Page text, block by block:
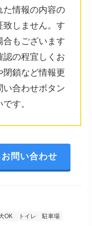
た情報の内容の
致しません。す
合もございます
認の程宜しくお
閉鎖など情報更
い合わせボタン
す。
問い合わせ
OK トイレ 駐車場